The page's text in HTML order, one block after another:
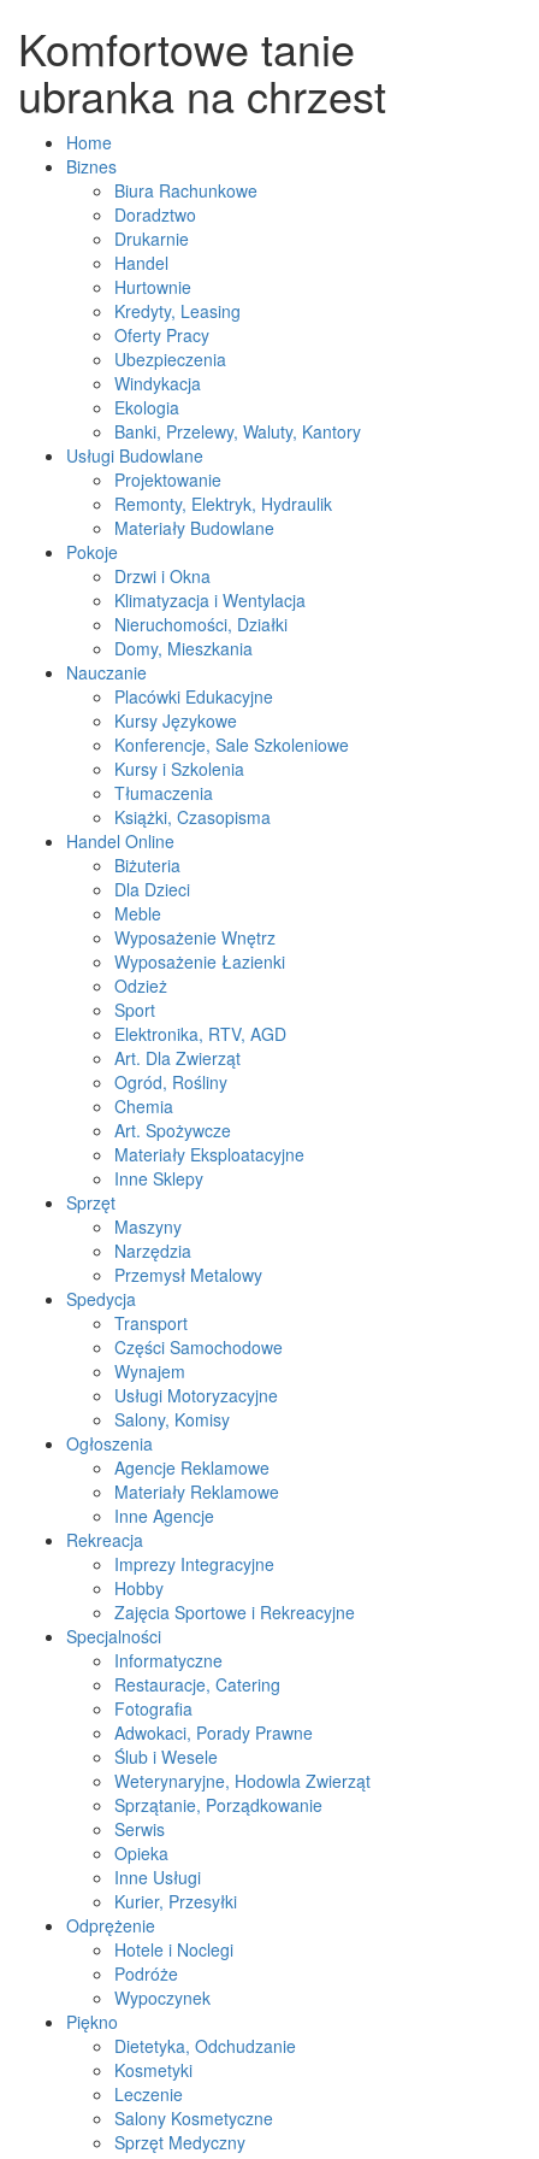
Komfortowe tanie
ubranka na chrzest
Home
Biznes
Biura Rachunkowe
Doradztwo
Drukarnie
Handel
Hurtownie
Kredyty, Leasing
Oferty Pracy
Ubezpieczenia
Windykacja
Ekologia
Banki, Przelewy, Waluty, Kantory
Usługi Budowlane
Projektowanie
Remonty, Elektryk, Hydraulik
Materiały Budowlane
Pokoje
Drzwi i Okna
Klimatyzacja i Wentylacja
Nieruchomości, Działki
Domy, Mieszkania
Nauczanie
Placówki Edukacyjne
Kursy Językowe
Konferencje, Sale Szkoleniowe
Kursy i Szkolenia
Tłumaczenia
Książki, Czasopisma
Handel Online
Biżuteria
Dla Dzieci
Meble
Wyposażenie Wnętrz
Wyposażenie Łazienki
Odzież
Sport
Elektronika, RTV, AGD
Art. Dla Zwierząt
Ogród, Rośliny
Chemia
Art. Spożywcze
Materiały Eksploatacyjne
Inne Sklepy
Sprzęt
Maszyny
Narzędzia
Przemysł Metalowy
Spedycja
Transport
Części Samochodowe
Wynajem
Usługi Motoryzacyjne
Salony, Komisy
Ogłoszenia
Agencje Reklamowe
Materiały Reklamowe
Inne Agencje
Rekreacja
Imprezy Integracyjne
Hobby
Zajęcia Sportowe i Rekreacyjne
Specjalności
Informatyczne
Restauracje, Catering
Fotografia
Adwokaci, Porady Prawne
Ślub i Wesele
Weterynaryjne, Hodowla Zwierząt
Sprzątanie, Porządkowanie
Serwis
Opieka
Inne Usługi
Kurier, Przesyłki
Odprężenie
Hotele i Noclegi
Podróże
Wypoczynek
Piękno
Dietetyka, Odchudzanie
Kosmetyki
Leczenie
Salony Kosmetyczne
Sprzęt Medyczny